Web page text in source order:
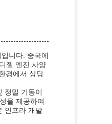
니다. 중국에
젤 엔진 사양
경에서 상당
정밀 기동이
을 제공하여
인프라 개발